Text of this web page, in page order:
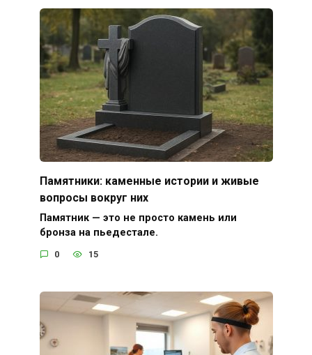
Памятники: каменные истории и живые
вопросы вокруг них
Памятник — это не просто камень или
бронза на пьедестале.
0 15